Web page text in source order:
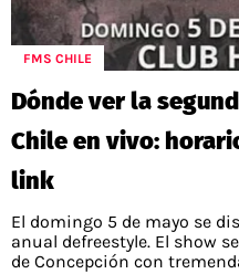
FMS CHILE
Dónde ver la
Chile en vivo:
link
El domingo 5 de mayo se
anual defreestyle. El show
de Concepción con